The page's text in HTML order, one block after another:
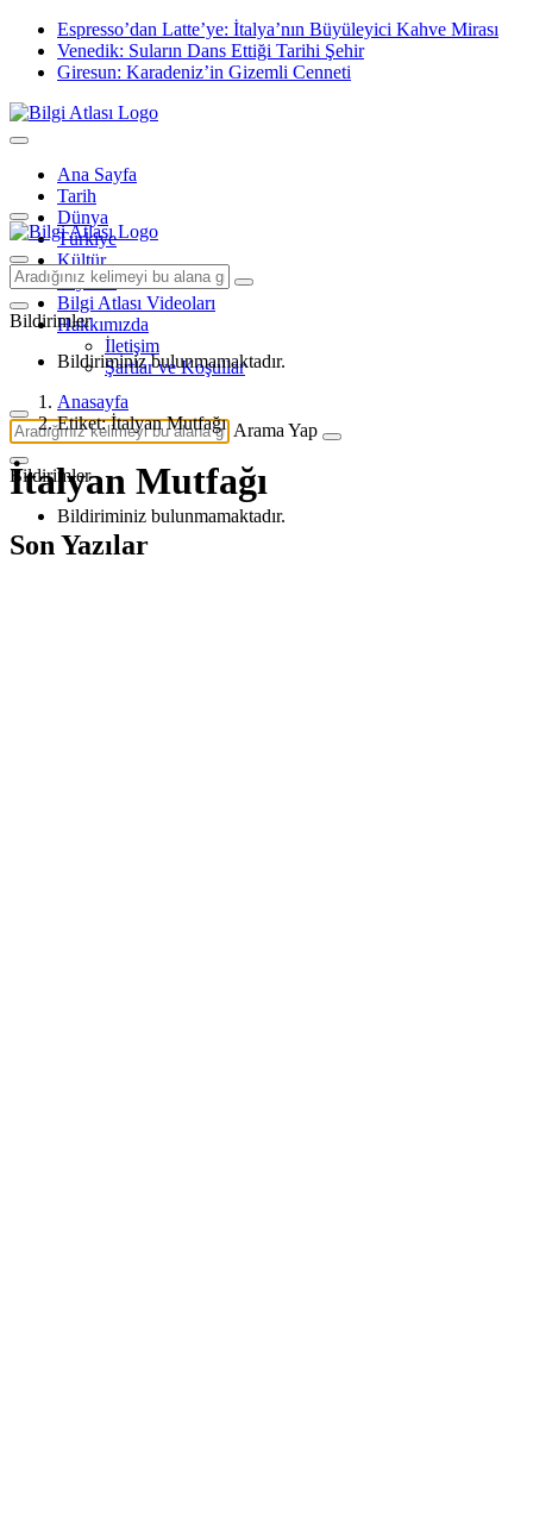
Espresso’dan Latte’ye: İtalya’nın Büyüleyici Kahve Mirası
Venedik: Suların Dans Ettiği Tarihi Şehir
Giresun: Karadeniz’in Gizemli Cenneti
Ana Sayfa
Tarih
Dünya
Türkiye
Kültür
Seyahat
Bilgi Atlası Videoları
Hakkımızda
İletişim
Şartlar ve Koşullar
Arama Yap
Bildirimler
Bildiriminiz bulunmamaktadır.
Bildirimler
Bildiriminiz bulunmamaktadır.
Anasayfa
Etiket: İtalyan Mutfağı
İtalyan Mutfağı
Son Yazılar